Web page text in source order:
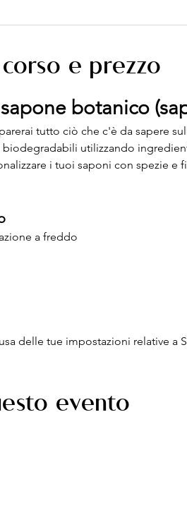
e prezzo
botanico
tutto ciò che c'è da sapere
biodegradabili utilizzando
i tuoi saponi con spezie e
a freddo
delle tue impostazioni relative a
evento